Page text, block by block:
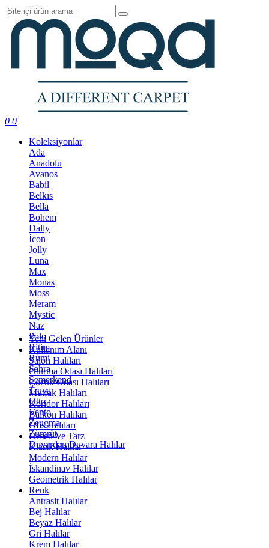
0 0
Koleksiyonlar
Ada
Anadolu
Avanos
Babil
Belkıs
Bella
Bohem
Dally
İcon
Jolly
Luna
Max
Monas
Moss
Meram
Mystic
Naz
Polo
Ritim
Rumi
Sahra
Semerkand
Truva
Otto
Vento
Zeugma
Zümrüt
Duvardan Duvara Halılar
Yeni Gelen Ürünler
Kullanım Alanı
Salon Halıları
Oturma Odası Halıları
Çocuk Odası Halıları
Mutfak Halıları
Koridor Halıları
Balkon Halıları
Ofis Halıları
Desen Ve Tarz
Klasik Halılar
Modern Halılar
İskandinav Halılar
Geometrik Halılar
Renk
Antrasit Halılar
Bej Halılar
Beyaz Halılar
Gri Halılar
Krem Halılar